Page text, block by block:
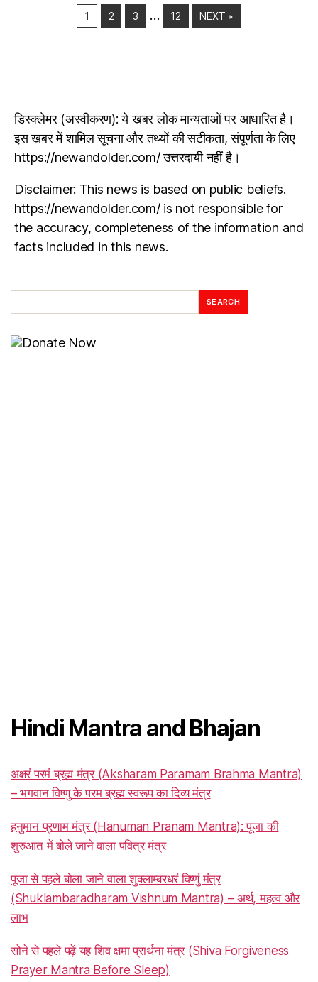
1 2 3 … 12 NEXT »
डिस्क्लेमर (अस्वीकरण): ये खबर लोक मान्यताओं पर आधारित है।
इस खबर में शामिल सूचना और तथ्यों की सटीकता, संपूर्णता के लिए
https://newandolder.com/ उत्तरदायी नहीं है।
Disclaimer: This news is based on public beliefs.
https://newandolder.com/ is not responsible for
the accuracy, completeness of the information and
facts included in this news.
SEARCH
Hindi Mantra and Bhajan
अक्षरं परमं ब्रह्म मंत्र (Aksharam Paramam Brahma Mantra)
– भगवान विष्णु के परम ब्रह्म स्वरूप का दिव्य मंत्र
हनुमान प्रणाम मंत्र (Hanuman Pranam Mantra): पूजा की
शुरुआत में बोले जाने वाला पवित्र मंत्र
पूजा से पहले बोला जाने वाला शुक्लाम्बरधरं विष्णुं मंत्र
(Shuklambaradharam Vishnum Mantra) – अर्थ, महत्व और
लाभ
सोने से पहले पढ़ें यह शिव क्षमा प्रार्थना मंत्र (Shiva Forgiveness
Prayer Mantra Before Sleep)